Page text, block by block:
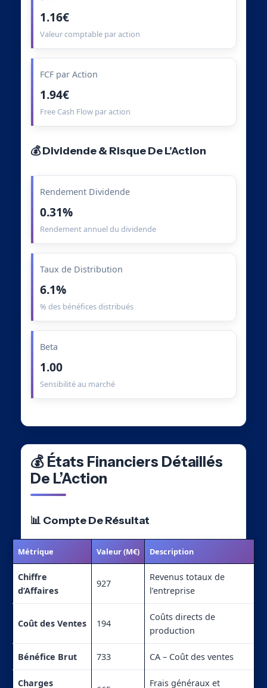
1.16€
Valeur comptable par action
FCF par Action
1.94€
Free Cash Flow par action
💰 Dividende & Risque De L’Action
Rendement Dividende
0.31%
Rendement annuel du dividende
Taux de Distribution
6.1%
% des bénéfices distribués
Beta
1.00
Sensibilité au marché
💰 États Financiers Détaillés
De L’Action
📊 Compte De Résultat
Métrique Valeur (M€) Description
Chiffre
d’Affaires
927
Revenus totaux de
l’entreprise
Coût des Ventes 194
Coûts directs de
production
Bénéfice Brut 733 CA – Coût des ventes
Charges
Frais généraux et